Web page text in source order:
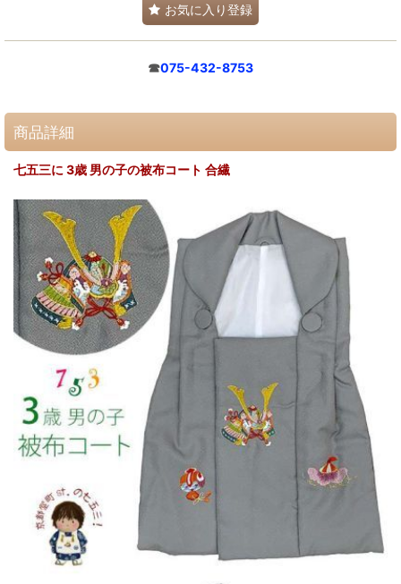
お気に入り登録
☎075-432-8753
商品詳細
七五三に 3歳 男の子の被布コート 合繊